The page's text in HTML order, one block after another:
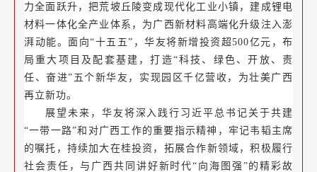
力全面跃升，把荒坡丘陵变成现代化工业小镇， 建成锂电
材料一体化全产业体系，为广西新材料高端化升级注入澎
湃动能。面向“十五五”， 华友将新增投资超500亿元 ，布
局重大项目及配套基建，打造“科技、绿色、开放、责
任、奋进”五个新华友，实现园区千亿营收，为壮美广西
再立新功。
展望未来，华友将深入践行习近平总书记关于共建
“一带一路”和对广西工作的重要指示精神，牢记韦韬主席
的嘱托，持续加大在桂投资，拓展合作新领域，积极履行
社会责任，与广西共同讲好新时代“向海图强”的精彩故